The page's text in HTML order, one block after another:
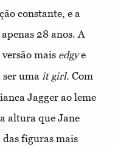
constante, e a
28 anos. A
mais edgye
uma it girl. Com
Jagger ao leme
altura que Jane
das figuras mais